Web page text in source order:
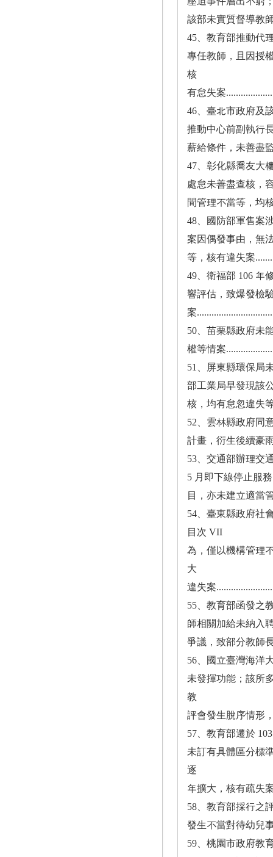
該部未實質督導教
45、教育部推動代
專任教師，且因授
核
有怠失案
46、臺北市政府及
推動中心前副執行
薪給條件，未善盡
47、彰化縣喬友大
處怠未善盡查核，
間管理不當等，均
48、國防部軍售案
案因偶發事由，無
等，核有違失案
49、衛福部 106 年
響評估，致爆發檢
案
50、苗栗縣政府未
權等情案
51、屏東縣環保局
部工業局早發現該
核，均有怠忽違失等
52、雲林縣政府同
計畫，衍生後續豪
53、交通部辦理交
5 月即下線停止服
目，亦未建立適當
54、臺東縣政府社
目次 VII
為，僅以機構管理
大
違失案
55、教育部函發之
師相關加給未納入
爭議，致部分教師
56、國立臺灣海洋
未發揮功能；該所
教
評會發生脫序情形
57、教育部遷於
未訂有具體區分標
逐
年擴大，核有疏失案
58、教育部採行之
發生不當對待幼兒
59、桃園市政府教